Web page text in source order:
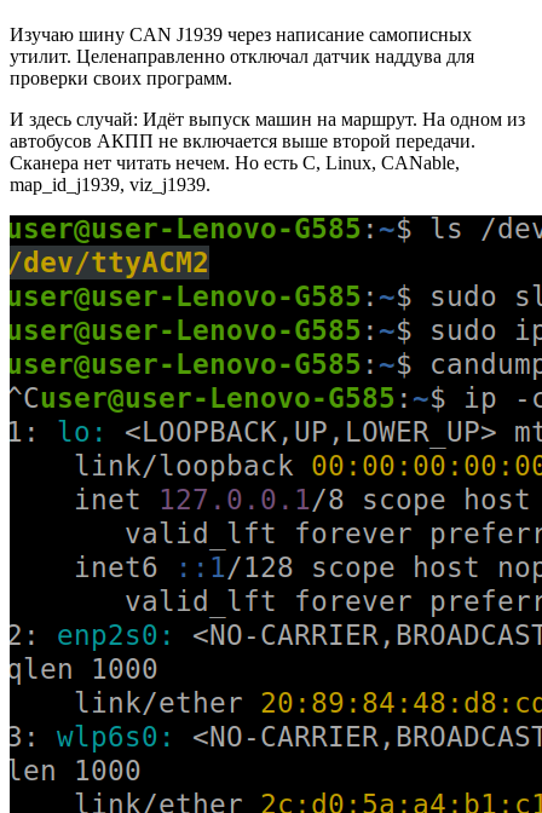
Изучаю шину CAN J1939 через написание самописных
утилит. Целенаправленно отключал датчик наддува для
проверки своих программ.
И здесь случай: Идёт выпуск машин на маршрут. На одном из
автобусов АКПП не включается выше второй передачи.
Сканера нет читать нечем. Но есть C, Linux, CANable,
map_id_j1939, viz_j1939.